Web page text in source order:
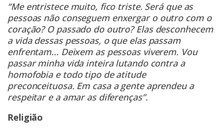
“Me entristece muito, fico triste. Será que as
pessoas não conseguem enxergar o outro com o
coração? O passado do outro? Elas desconhecem
a vida dessas pessoas, o que elas passam
enfrentam... Deixem as pessoas viverem. Vou
passar minha vida inteira lutando contra a
homofobia e todo tipo de atitude
preconceituosa. Em casa a gente aprendeu a
respeitar e a amar as diferenças”.
Religião